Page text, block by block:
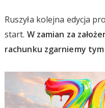
Ruszyła kolejna edycja
start. W zamian za
rachunku zgarniemy tym